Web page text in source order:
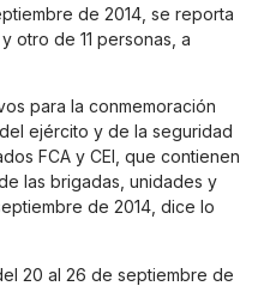
de 2014, se reporta
otro de 11 personas, a
para la conmemoración
ejército y de la seguridad
FCA y CEI, que contienen
las brigadas, unidades y
de 2014, dice lo
20 al 26 de septiembre de